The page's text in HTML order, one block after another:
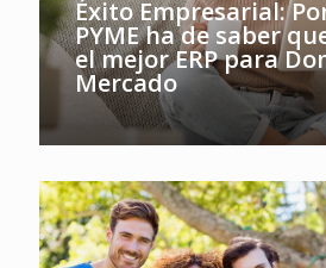
Éxito Empresarial:
PYME ha de saber
el mejor ERP para
Mercado